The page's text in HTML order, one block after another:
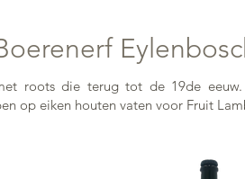
roots die terug tot de 19de
op eiken houten vaten voor Fruit